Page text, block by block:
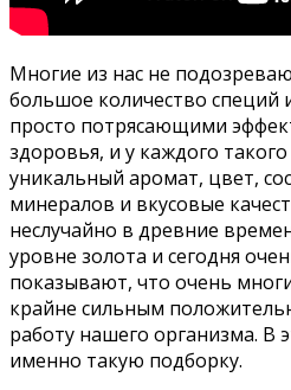
Многие из нас не
большое количество специй
просто потрясающими
здоровья, и у каждого
уникальный аромат, цвет,
минералов и вкусовые
неслучайно в древние
уровне золота и сегодня
показывают, что очень
крайне сильным
работу нашего организма. В
именно такую подборку.